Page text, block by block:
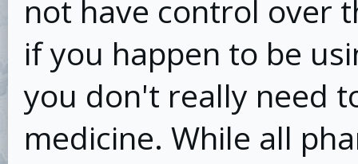
not have control over
if you happen to be
you don't really need
medicine. While all